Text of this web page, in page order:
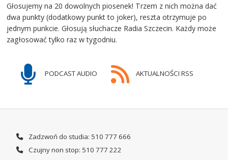
Głosujemy na 20 dowolnych piosenek! Trzem z nich można dać
dwa punkty (dodatkowy punkt to joker), reszta otrzymuje po
jednym punkcie. Głosują słuchacze Radia Szczecin. Każdy może
zagłosować tylko raz w tygodniu.
PODCAST AUDIO AKTUALNOŚCI RSS
Zadzwoń do studia: 510 777 666
Czujny non stop: 510 777 222